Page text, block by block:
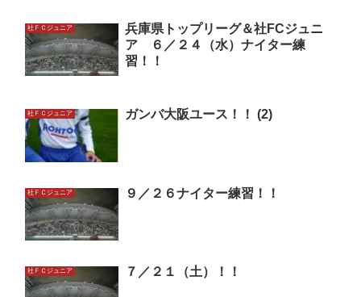
社ＦＣジュニア
兵庫県トップリーグ＆社FCジュニ
ア ６／２４（水）ナイター練
習！！
社ＦＣジュニア ガンバ大阪ユース！！ (2)
社ＦＣジュニア ９／２６ナイター練習！！
社ＦＣジュニア ７／２１（土）！！